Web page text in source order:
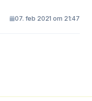
07. feb 2021 om 21:47